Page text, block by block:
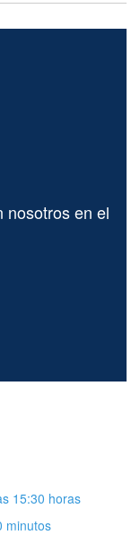
nosotros en el
15:30 horas
minutos